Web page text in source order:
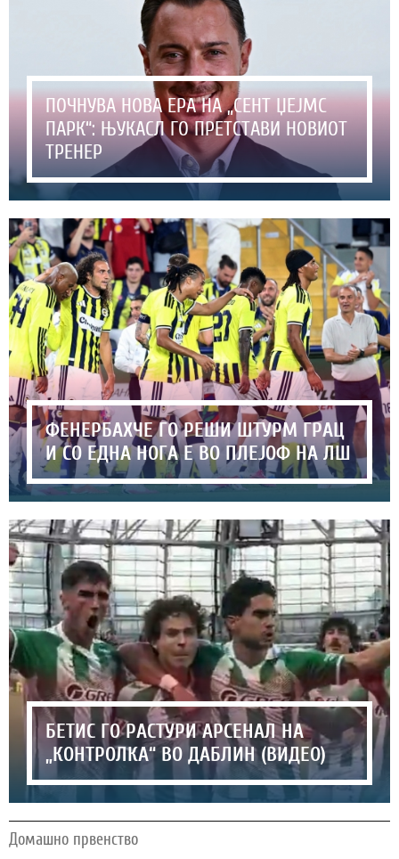
ПОЧНУВА НОВА ЕРА НА „СЕНТ ЏЕЈМС
ПАРК“: ЊУКАСЛ ГО ПРЕТСТАВИ НОВИОТ
ТРЕНЕР
ФЕНЕРБАХЧЕ ГО РЕШИ ШТУРМ ГРАЦ
И СО ЕДНА НОГА Е ВО ПЛЕЈОФ НА ЛШ
БЕТИС ГО РАСТУРИ АРСЕНАЛ НА
„КОНТРОЛКА“ ВО ДАБЛИН (ВИДЕО)
Домашно првенство